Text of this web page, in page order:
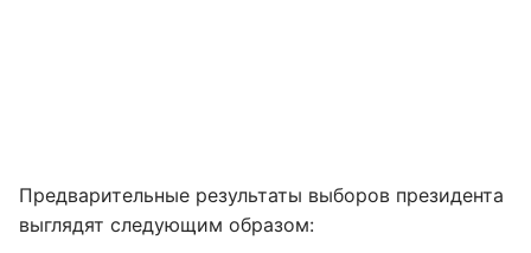
Предварительные результаты выборов президента
выглядят следующим образом: